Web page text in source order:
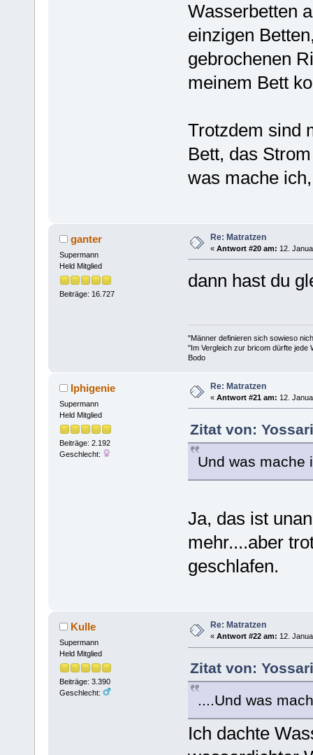
Wasserbetten
einzigen
gebrochenen
meinem Bett
Trotzdem sind
Bett, das
was mache
ganter
Supermann
Held Mitglied
Beiträge: 16.727
Re: Matratzen
« Antwort #20 am: 12.
dann hast du
"Männer definieren sich sowieso
"Im Vergleich zur bricom dürfte jede
Bodo
Iphigenie
Supermann
Held Mitglied
Beiträge: 2.192
Geschlecht:
Re: Matratzen
« Antwort #21 am: 12.
Zitat von:
Und was mache
Ja, das ist
mehr....aber
geschlafen.
Kulle
Supermann
Held Mitglied
Beiträge: 3.390
Geschlecht:
Re: Matratzen
« Antwort #22 am: 12.
Zitat von:
....Und was
Ich dachte